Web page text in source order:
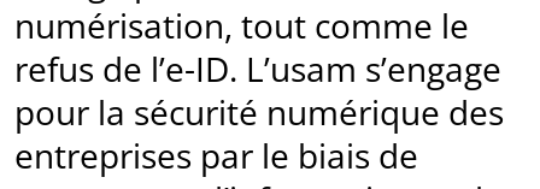
numérisation, tout comme le
refus de l’e-ID. L’usam s’engage
pour la sécurité numérique des
entreprises par le biais de